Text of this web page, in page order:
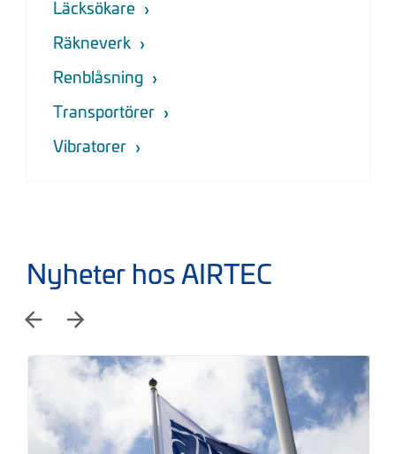
Läcksökare
Räkneverk
Renblåsning
Transportörer
Vibratorer
Nyheter hos AIRTEC